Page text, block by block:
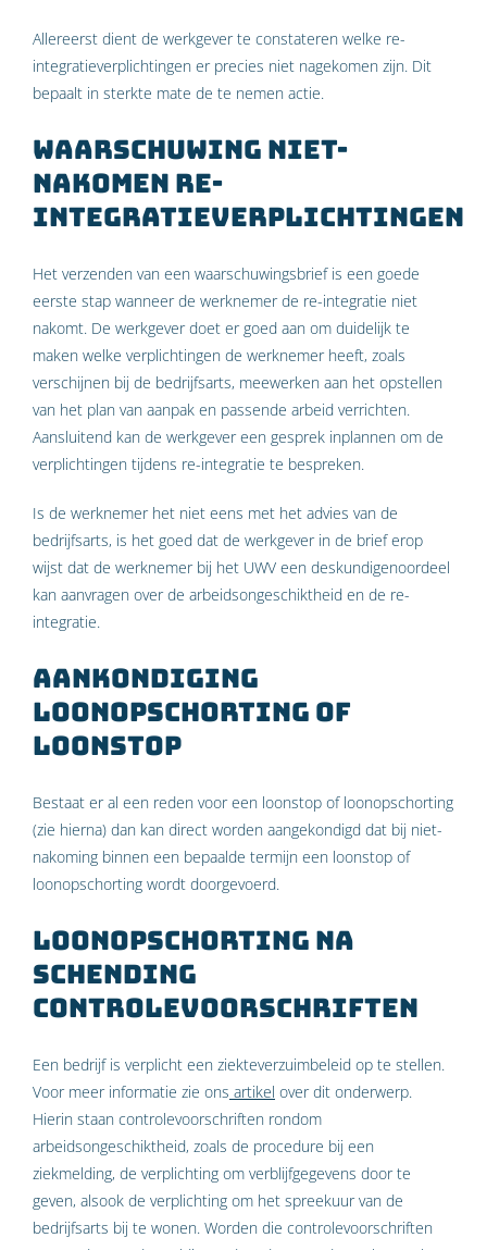
Allereerst dient de werkgever te constateren welke re-
integratieverplichtingen er precies niet nagekomen zijn. Dit
bepaalt in sterkte mate de te nemen actie.
Waarschuwing niet-
nakomen re-
integratieverplichtingen
Het verzenden van een waarschuwingsbrief is een goede
eerste stap wanneer de werknemer de re-integratie niet
nakomt. De werkgever doet er goed aan om duidelijk te
maken welke verplichtingen de werknemer heeft, zoals
verschijnen bij de bedrijfsarts, meewerken aan het opstellen
van het plan van aanpak en passende arbeid verrichten.
Aansluitend kan de werkgever een gesprek inplannen om de
verplichtingen tijdens re-integratie te bespreken.
Is de werknemer het niet eens met het advies van de
bedrijfsarts, is het goed dat de werkgever in de brief erop
wijst dat de werknemer bij het UWV een deskundigenoordeel
kan aanvragen over de arbeidsongeschiktheid en de re-
integratie.
Aankondiging
loonopschorting of
loonstop
Bestaat er al een reden voor een loonstop of loonopschorting
(zie hierna) dan kan direct worden aangekondigd dat bij niet-
nakoming binnen een bepaalde termijn een loonstop of
loonopschorting wordt doorgevoerd.
Loonopschorting na
schending
controlevoorschriften
Een bedrijf is verplicht een ziekteverzuimbeleid op te stellen.
Voor meer informatie zie ons artikel over dit onderwerp.
Hierin staan controlevoorschriften rondom
arbeidsongeschiktheid, zoals de procedure bij een
ziekmelding, de verplichting om verblijfgegevens door te
geven, alsook de verplichting om het spreekuur van de
bedrijfsarts bij te wonen. Worden die controlevoorschriften